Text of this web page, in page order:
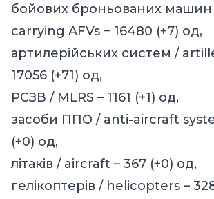
бойових броньованих
carrying AFVs ‒ 16480 (+7) од,
артилерійських систем /
17056 (+71) од,
РСЗВ / MLRS – 1161 (+1) од,
засоби ППО / anti-aircraft
(+0) од,
літаків / aircraft – 367 (+0) од,
гелікоптерів / helicopters –